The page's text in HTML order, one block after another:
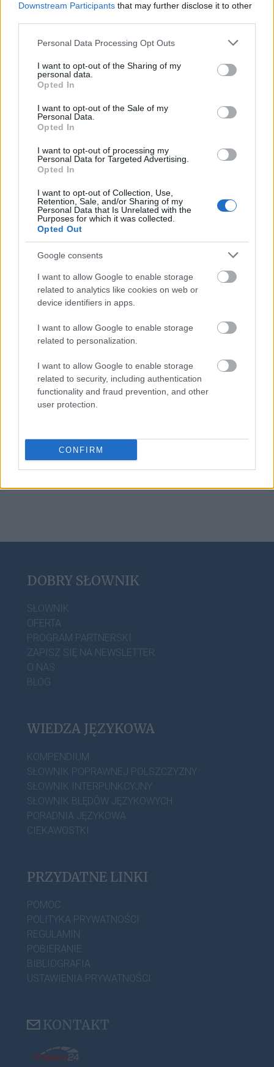
Downstream Participants that may further disclose it to other
Please note that this website/app uses one or more Google
not limited to your visit or usage behaviour. You may click to
grant or deny consent to Google and its third-party tags to
use your data for below specified purposes in below Google
consent section.
Personal Data Processing Opt Outs
I want to opt-out of the Sharing of my
personal data.
Opted In
I want to opt-out of the Sale of my
Personal Data.
Opted In
I want to opt-out of processing my
Personal Data for Targeted Advertising.
Opted In
I want to opt-out of Collection, Use,
Retention, Sale, and/or Sharing of my
Personal Data that Is Unrelated with the
Purposes for which it was collected.
Opted Out
Google consents
I want to allow Google to enable storage
related to analytics like cookies on web or
device identifiers in apps.
I want to allow Google to enable storage
related to personalization.
I want to allow Google to enable storage
related to security, including authentication
functionality and fraud prevention, and other
user protection.
CONFIRM
Ciekawostki
— Nieśmiertelna anegdotka
kociokwik— Pochodzenie wyrazukociokwik
Mogą Cię zainteresować również hasła
Ukraina
zombie
Tajlandia
jukka
Aconcagua
wykłuć
DOBRY SŁOWNIK
SŁOWNIK
OFERTA
PROGRAM PARTNERSKI
ZAPISZ SIĘ NA NEWSLETTER
O NAS
BLOG
WIEDZA JĘZYKOWA
KOMPENDIUM
SŁOWNIK POPRAWNEJ POLSZCZYZNY
SŁOWNIK INTERPUNKCYJNY
SŁOWNIK BŁĘDÓW JĘZYKOWYCH
PORADNIA JĘZYKOWA
CIEKAWOSTKI
PRZYDATNE LINKI
POMOC
POLITYKA PRYWATNOŚCI
REGULAMIN
POBIERANIE
BIBLIOGRAFIA
USTAWIENIA PRYWATNOŚCI
KONTAKT